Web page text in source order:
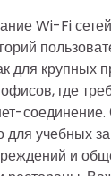
Wi-Fi
для крупных
где
для учебных
и